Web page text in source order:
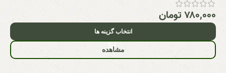
۷۸۰,۰۰۰تومان
انتخاب گزینه ها
مشاهده